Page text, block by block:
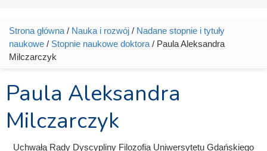
Jesteś tutaj
Strona główna / Nauka i rozwój / Nadane stopnie i tytuły
naukowe / Stopnie naukowe doktora / Paula Aleksandra
Milczarczyk
Paula Aleksandra
Milczarczyk
Uchwałą Rady Dyscypliny Filozofia Uniwersytetu Gdańskiego